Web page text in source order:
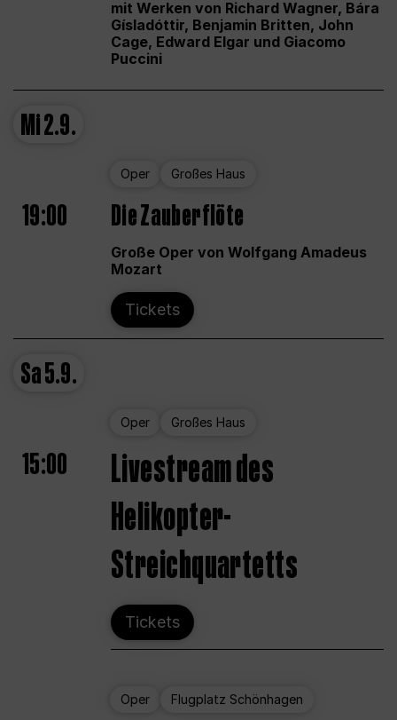
mit Werken von Richard Wagner, Bára
Gísladóttir, Benjamin Britten, John
Cage, Edward Elgar und Giacomo
Puccini
Mi2.9.
Oper Großes Haus
19:00 Die Zauberflöte
Große Oper von Wolfgang Amadeus
Mozart
Tickets
Sa5.9.
Oper Großes Haus
15:00
Livestream des
Helikopter-
Streichquartetts
Tickets
Oper Flugplatz Schönhagen